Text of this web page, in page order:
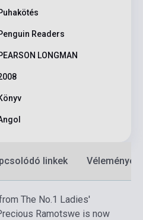
Readers
LONGMAN
linkek Vélemények
The No.1 Ladies'
Ramotswe is now